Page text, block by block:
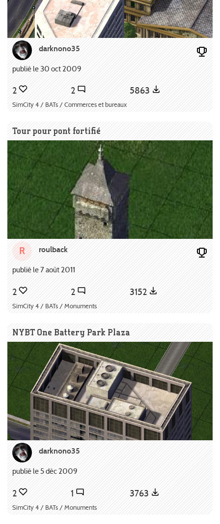
darknono35
publié le 30 oct 2009
2 2 5863
SimCity 4 / BATs / Commerces et bureaux
Tour pour pont fortifié
R roulback
publié le 7 août 2011
2 2 3152
SimCity 4 / BATs / Monuments
NYBT One Battery Park Plaza
darknono35
publié le 5 déc 2009
2 1 3763
SimCity 4 / BATs / Monuments